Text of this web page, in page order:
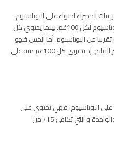
الخضراء احتواء على البوتاسيوم.
فهما يحتويان على 554ملغم من البوتاسيوم لكل 100غم. بينما يحتوي كل
والبروكلي على 350ملغم تقريبا من البوتاسيوم. أما الخس فهو
منخفض البوتاسيوم نظرا للونه الاخضر الفاتح. إذ يحتوي كل 100غم منه على
على البوتاسيوم. فهي تحتوي على
690ملغم من البوتاسيوم في الحبة والواحدة و التي تكافئ 15٪ من